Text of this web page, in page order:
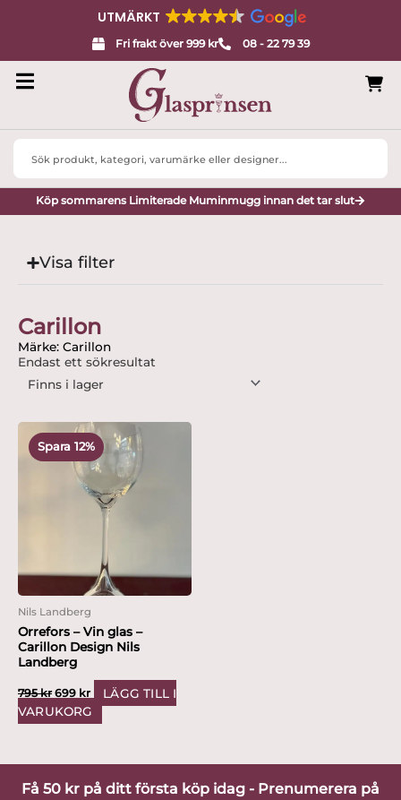
UTMÄRKT
Fri frakt över 999 kr 08 - 22 79 39
Search
Köp sommarens Limiterade Muminmugg innan det tar slut
Visa filter
Carillon
Märke: Carillon
Endast ett sökresultat
Spara 12%
Nils Landberg
Orrefors – Vin glas –
Carillon Design Nils
Landberg
795kr
ursprungliga
795 kr.
699 kr
Det
nuvarande
priset
är:
699 kr.
LÄGG TILL I
VARUKORG
Få 50 kr på ditt första köp idag - Prenumerera på